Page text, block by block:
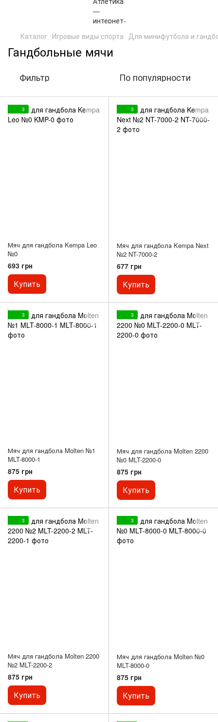
Каталог Игровые виды спорта Для минифутбола и
Гандбольные мячи
Фильтр По популярности
3
Мяч для гандбола Kempa Leo
№0
693 грн
Купить
3
Мяч для гандбола Kempa Next
№2 NT-7000-2
677 грн
Купить
3
Мяч для гандбола Molten №1
MLT-8000-1
875 грн
Купить
3
Мяч для гандбола Molten 2200
№0 MLT-2200-0
875 грн
Купить
3
Мяч для гандбола Molten 2200
№2 MLT-2200-2
875 грн
Купить
3
Мяч для гандбола Molten №0
MLT-8000-0
875 грн
Купить